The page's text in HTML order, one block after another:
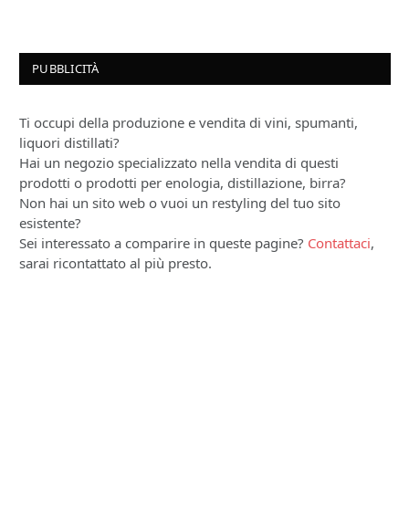
PUBBLICITÀ
Ti occupi della produzione e vendita di vini, spumanti,
liquori distillati?
Hai un negozio specializzato nella vendita di questi
prodotti o prodotti per enologia, distillazione, birra?
Non hai un sito web o vuoi un restyling del tuo sito
esistente?
Sei interessato a comparire in queste pagine? Contattaci,
sarai ricontattato al più presto.